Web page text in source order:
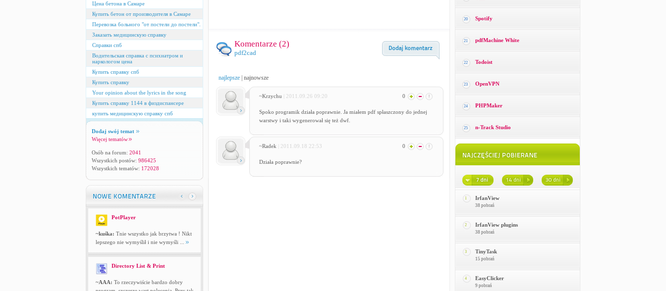
Цена бетона в Самаре
Купить бетон от производителя в Самаре
Перевозка больного "от постели до постели".
Заказать медицинскую справку
Справки спб
Водительская справка с психиатром и
наркологом цена
Купить справку спб
Купить справку
Your opinion about the lyrics in the song
Купить справку 1144 в физдиспансере
купить медицинскую справку спб
Dodaj swój temat
Więcej tematów
Osób na forum: 2041
Wszystkich postów: 986425
Wszystkich tematów: 172028
PotPlayer
~kuśka: Tnie wszystko jak brzytwa ! Nikt
lepszego nie wymyślił i nie wymyśli ...
Directory List & Print
~AAA: To rzeczywiście bardzo dobry
Komentarze (2)
pdf2cad
najlepsze| najnowsze
~Krzychu | 2011.09.26 09:20 0
Spoko programik działa poprawnie. Ja miałem pdf spłaszczony do jednej
warstwy i taki wygenerował się też dwf.
~Radek | 2011.09.18 22:53 0
Działa poprawnie?
20 Spotify
21 pdfMachine White
22 Todoist
23 OpenVPN
24 PHPMaker
25 n-Track Studio
1 IrfanView
38 pobrań
2 IrfanView plugins
38 pobrań
3 TinyTask
15 pobrań
4 EasyClicker
9 pobrań